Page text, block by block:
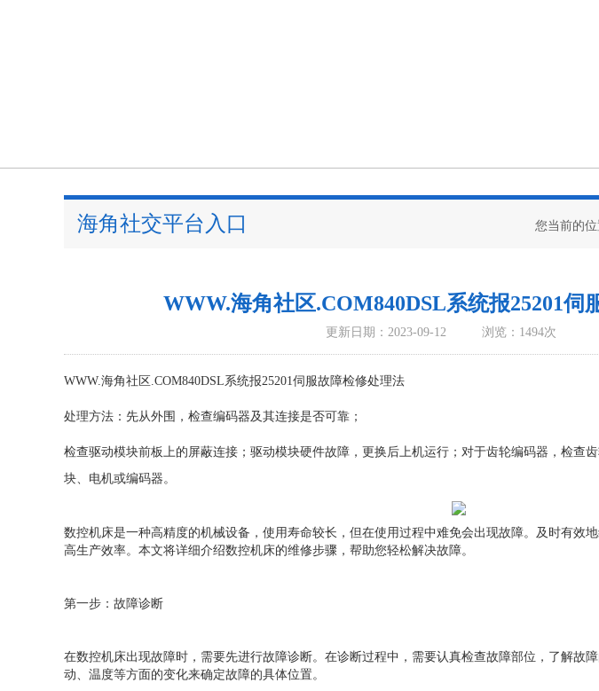
海角社交平台入口 您当前的位置
WWW.海角社区.COM840DSL系统报25201伺
更新日期：2023-09-12 浏览：1494次
WWW.海角社区.COM840DSL系统报25201伺服故障检修处理法
处理方法：先从外围，检查编码器及其连接是否可靠；
检查驱动模块前板上的屏蔽连接；驱动模块硬件故障，更换后上机运行；对于齿轮编码器，
块、电机或编码器。
数控机床是一种高精度的机械设备，使用寿命较长，但在使用过程中难免会出现故障。及时有效
高生产效率。本文将详细介绍数控机床的维修步骤，帮助您轻松解决故障。
第一步：故障诊断
在数控机床出现故障时，需要先进行故障诊断。在诊断过程中，需要认真检查故障部位，了解故障的
动、温度等方面的变化来确定故障的具体位置。